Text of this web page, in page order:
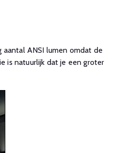
aantal ANSI lumen omdat de
is natuurlijk dat je een groter